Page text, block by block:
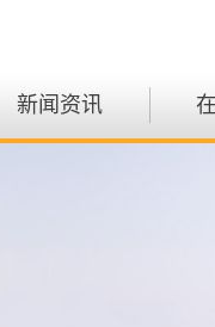
新闻资讯